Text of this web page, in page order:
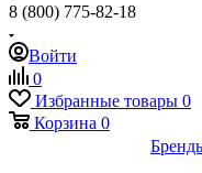
8 (800) 775-82-18
Войти
0
Избранные товары 0
Корзина 0